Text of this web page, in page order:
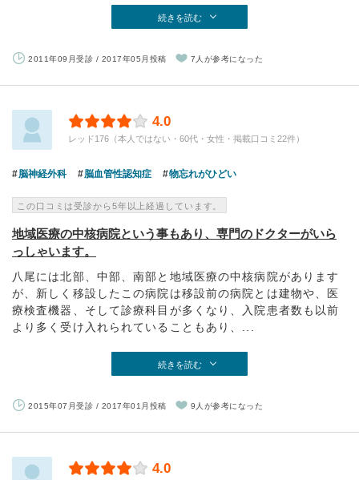
続きを読む
2011年09月受診 / 2017年05月投稿 7人が参考になった
4.0
レッド176（本人ではない・60代・女性・掲載口コミ22件）
脳神経外科 脳血管性認知症 物忘れがひどい
この口コミは受診から5年以上経過しています。
地域医療の中核病院という事もあり、専門のドクターがいら
っしゃいます。
八尾には北部、中部、南部と地域医療の中核病院があります
が、新しく移設したこの病院は移設前の病院とは建物や、医
療検査機器、そして診療科目が多くなり、入院患者数も以前
より多く受け入れられていることもあり、...
続きを読む
2015年07月受診 / 2017年01月投稿 9人が参考になった
4.0